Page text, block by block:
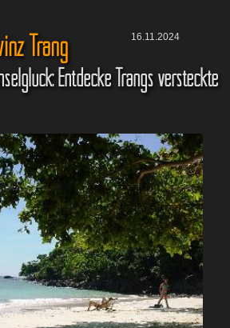
16.11.2024
Trang
Entdecke Trangs versteckte